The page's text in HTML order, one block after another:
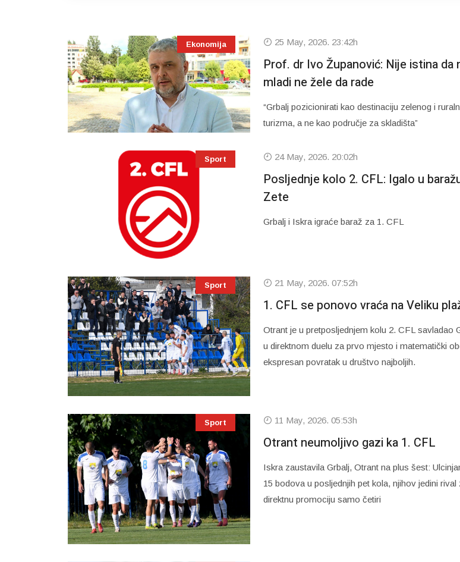
Ekonomija 25 May, 2026. 23:42h
Prof. dr Ivo Županović: Nije istina da
mladi ne žele da rade
“Grbalj pozicionirati kao destinaciju zelenog i
turizma, a ne kao područje za skladišta”
Sport 24 May, 2026. 20:02h
Posljednje kolo 2. CFL: Igalo u
Zete
Grbalj i Iskra igraće baraž za 1. CFL
Sport 21 May, 2026. 07:52h
1. CFL se ponovo vraća na Veliku
Otrant je u pretposljednjem kolu 2. CFL savladao
u direktnom duelu za prvo mjesto i matematički
ekspresan povratak u društvo najboljih.
Sport 11 May, 2026. 05:53h
Otrant neumoljivo gazi ka 1. CFL
Iskra zaustavila Grbalj, Otrant na plus šest:
15 bodova u posljednjih pet kola, njihov jedini rival
direktnu promociju samo četiri